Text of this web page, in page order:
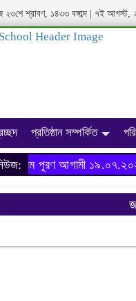
২৩শে শ্রাবণ, ১৪৩৩ বঙ্গাব্দ| ৭ই আগস্ট,
প্রতিষ্ঠান সম্পর্কিত
ফরম পূরণ আগামী